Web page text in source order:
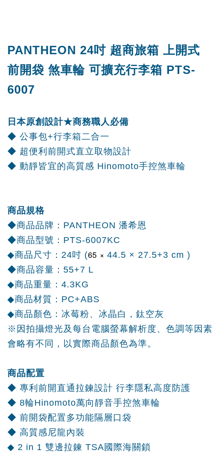
PANTHEON 24吋 超商旅箱 上開式
前開袋 煞車輪 可擴充行李箱 PTS-
6007
日本原創設計★商務職人必備
◆ 公事包+行李箱二合一
◆ 超便利前開式直立取物設計
◆ 動靜皆宜的高質感 Hinomoto手控煞車輪
商品規格
◆商品品牌：PANTHEON 潘希恩
◆商品型號：PTS-6007KC
◆商品尺寸：24吋 (65 × 44.5 × 27.5+3 cm )
◆商品容量：55+7 L
◆商品重量：4.3KG
◆商品材質：PC+ABS
◆商品顏色：冰莓粉、冰晶白，鈦空灰
※因拍攝燈光及每台電腦螢幕解析度、色調等因素
會略有不同，以實際商品顏色為準。
商品配置
◆ 專利前開直通拉鍊設計 行李隱私高度防護
◆ 8輪Hinomoto萬向靜音手控煞車輪
◆ 前開袋配置多功能隔層口袋
◆ 高質感尼龍內裝
◆ 2 in 1 雙邊拉鍊 TSA國際海關鎖